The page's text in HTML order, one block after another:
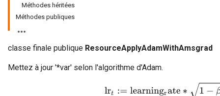
Méthodes héritées
Méthodes publiques
classe finale publique ResourceApplyAdamWithAmsgrad
Mettez à jour '*var' selon l'algorithme d'Adam.
lr ar a −β2t/(1